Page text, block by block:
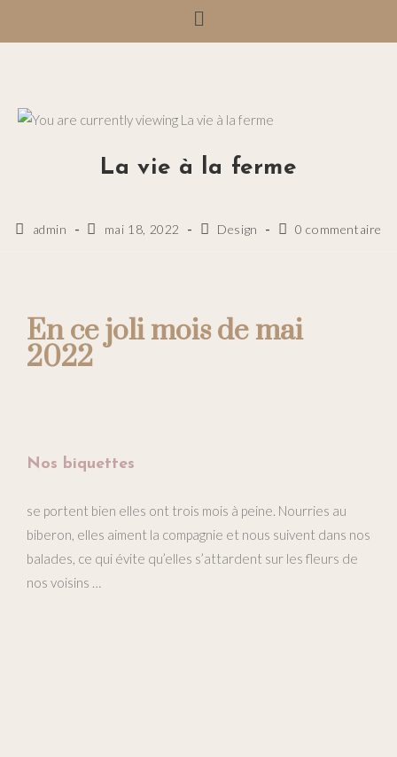
La vie à la ferme
admin mai 18, 2022 Design 0 commentaire
En ce joli mois de mai
2022
Nos biquettes
se portent bien elles ont trois mois à peine. Nourries au
biberon, elles aiment la compagnie et nous suivent dans nos
balades, ce qui évite qu’elles s’attardent sur les fleurs de
nos voisins …